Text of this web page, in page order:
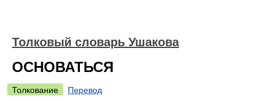
Толковый словарь Ушакова
ОСНОВАТЬСЯ
Толкование
Перевод